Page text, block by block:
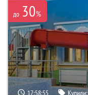
до 30%
17:58:54 Купили: